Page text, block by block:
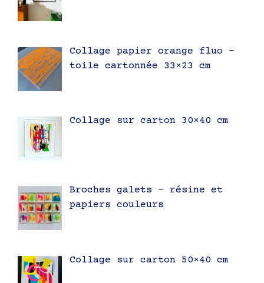
Collage papier orange fluo –
toile cartonnée 33×23 cm
Collage sur carton 30×40 cm
Broches galets – résine et
papiers couleurs
Collage sur carton 50×40 cm